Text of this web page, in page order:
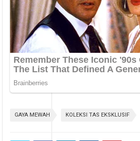
GAYA MEWAH KOLEKSI TAS EKSKLUSIF